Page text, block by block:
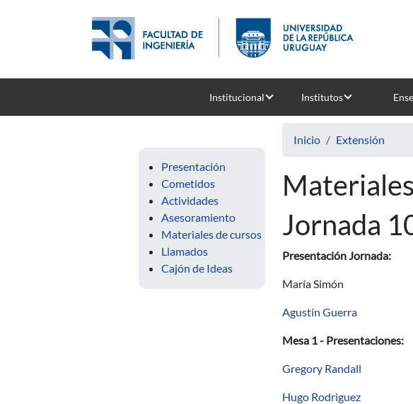
Institucional Institutos
Presentación
Cometidos
Actividades
Asesoramiento
Materiales de cursos
Llamados
Cajón de Ideas
Inicio Extensión
Jornada
Presentación Jornada:
María Simón
Agustín Guerra
Mesa 1 - Presentaciones:
Gregory Randall
Hugo Rodriguez